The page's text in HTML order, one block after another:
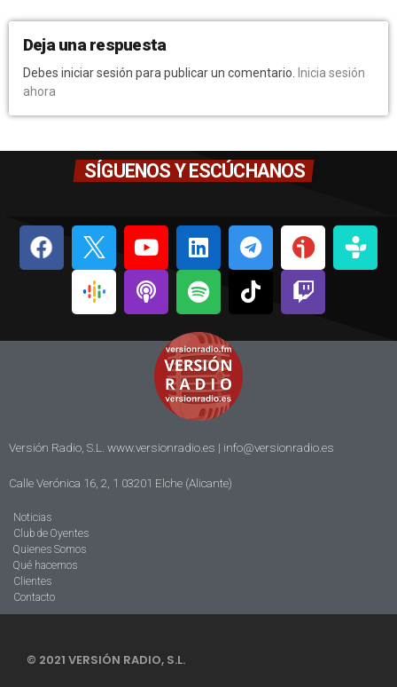
Deja una respuesta
Debes iniciar sesión para publicar un comentario.
Inicia sesión
ahora
SÍGUENOS Y ESCÚCHANOS
Versión Radio, S.L. www.versionradio.es | info@versionradio.es
Calle Verónica 16, 2, 1 03201 Elche (Alicante)
Noticias
Club de Oyentes
Quienes Somos
Qué hacemos
Clientes
Contacto
© 2021 VERSIÓN RADIO, S.L.